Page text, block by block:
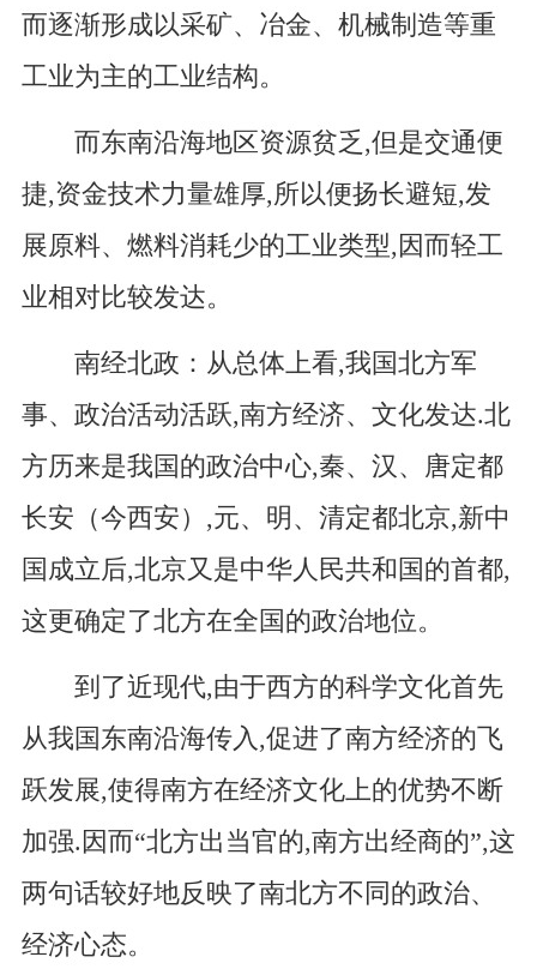
而逐渐形成以采矿、冶金、机械制造等重
工业为主的工业结构。
而东南沿海地区资源贫乏,但是交通便
捷,资金技术力量雄厚,所以便扬长避短,发
展原料、燃料消耗少的工业类型,因而轻工
业相对比较发达。
南经北政：从总体上看,我国北方军
事、政治活动活跃,南方经济、文化发达.北
方历来是我国的政治中心,秦、汉、唐定都
长安（今西安）,元、明、清定都北京,新中
国成立后,北京又是中华人民共和国的首都,
这更确定了北方在全国的政治地位。
到了近现代,由于西方的科学文化首先
从我国东南沿海传入,促进了南方经济的飞
跃发展,使得南方在经济文化上的优势不断
加强.因而“北方出当官的,南方出经商的”,这
两句话较好地反映了南北方不同的政治、
经济心态。